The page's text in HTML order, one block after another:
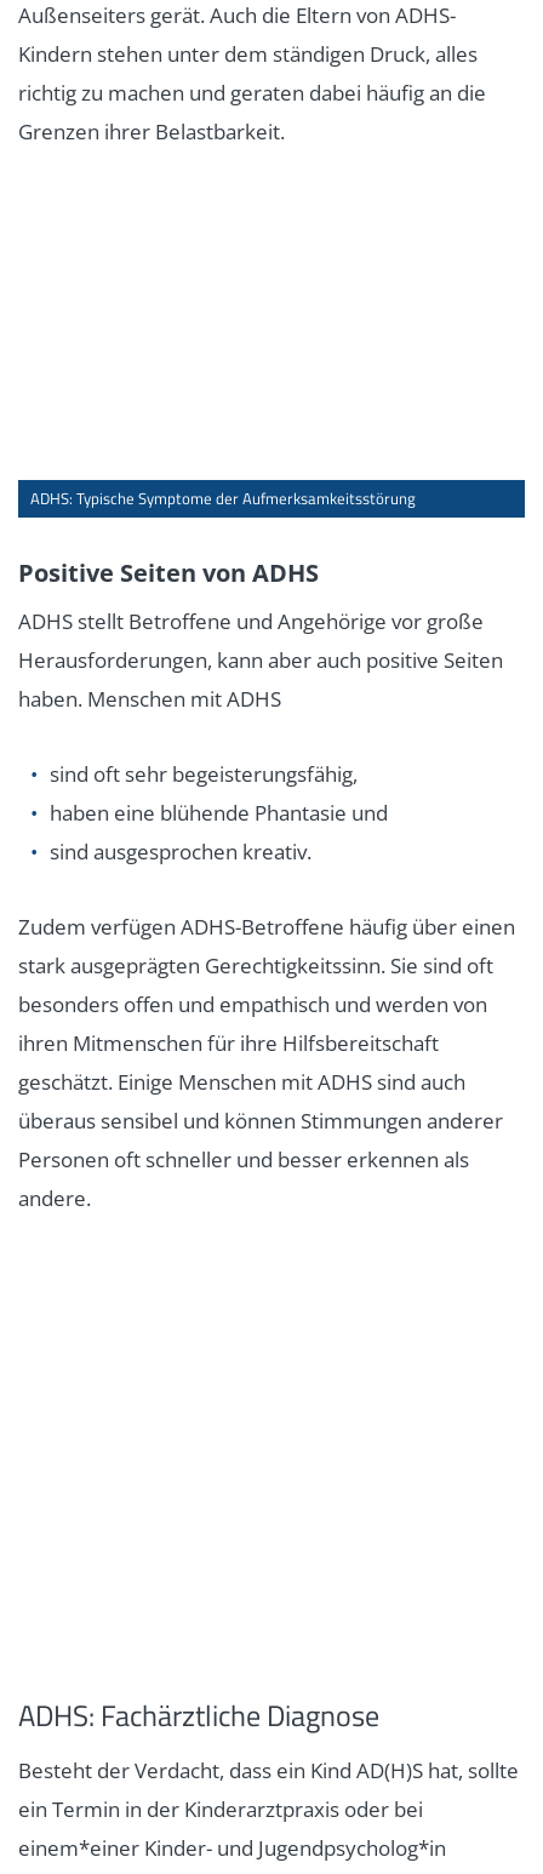
Außenseiters gerät. Auch die Eltern von ADHS-
Kindern stehen unter dem ständigen Druck, alles
richtig zu machen und geraten dabei häufig an die
Grenzen ihrer Belastbarkeit.
ADHS: Typische Symptome der Aufmerksamkeitsstörung
Positive Seiten von ADHS
ADHS stellt Betroffene und Angehörige vor große
Herausforderungen, kann aber auch positive Seiten
haben. Menschen mit ADHS
sind oft sehr begeisterungsfähig,
haben eine blühende Phantasie und
sind ausgesprochen kreativ.
Zudem verfügen ADHS-Betroffene häufig über einen
stark ausgeprägten Gerechtigkeitssinn. Sie sind oft
besonders offen und empathisch und werden von
ihren Mitmenschen für ihre Hilfsbereitschaft
geschätzt. Einige Menschen mit ADHS sind auch
überaus sensibel und können Stimmungen anderer
Personen oft schneller und besser erkennen als
andere.
ADHS: Fachärztliche Diagnose
Besteht der Verdacht, dass ein Kind AD(H)S hat, sollte
ein Termin in der Kinderarztpraxis oder bei
einem*einer Kinder- und Jugendpsycholog*in